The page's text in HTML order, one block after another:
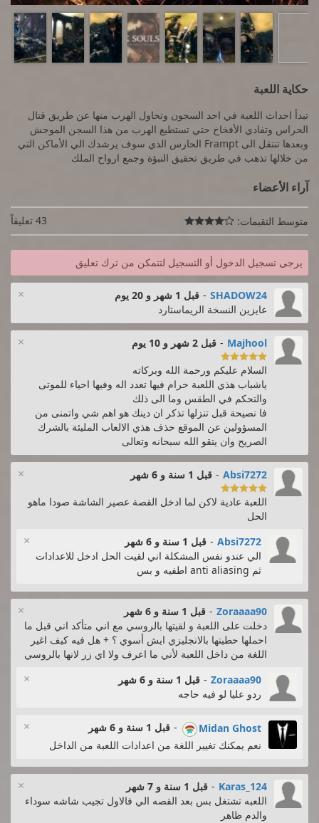
حكاية اللعبة
تبدأ احداث اللعبة في احد السجون وتحاول الهرب منها عن طريق قتال
الحراس وتفادي الأفخاخ حتي تستطيع الهرب من هذا السجن الموحش
وبعدها تنتقل الى Frampt الحارس الذي سوف يرشدك الي الأماكن التي
من خلالها تذهب في طريق تحقيق النبؤة وجمع ارواح الملك
آراء الأعضاء
متوسط التقيمات:  43 تعليقاً
يرجى تسجيل الدخول أو التسجيل لتتمكن من ترك تعليق
× SHADOW24
- قبل 1 شهر و 20 يوم
عايزين النسخة الريماستارد
× Majhool
- قبل 2 شهر و 10 يوم

السلام عليكم ورحمة الله وبركاته
ياشباب هذي اللعبة حرام فيها تعدد اله وفيها احياء للموتى
والتحكم في الطقس وما الى ذلك
فا نصيحة قبل تنزلها تذكر ان دينك هو اهم شي واتمنى من
المسؤولين عن الموقع حذف هذي الالعاب المليئة بالشرك
الصريح وان يتقو الله سبحانه وتعالى
× Absi7272
- قبل 1 سنة و 6 شهر

اللعبة عادية لاكن لما ادخل القصة عصير الشاشة صودا ماهو
الحل
× Absi7272
- قبل 1 سنة و 6 شهر
الي عندو نفس المشكلة اني لقيت الحل ادخل للاعدادات
ثم anti aliasing اطفيه و بس
× Zoraaaa90
- قبل 1 سنة و 6 شهر
دخلت على اللعبة و لقيتها بالروسي مع اني متأكد اني قبل ما
احملها حطيتها بالانجليزي ايش أسوي ؟ + هل فيه كيف اغير
اللغة من داخل اللعبة لأني ما اعرف ولا اي زر لانها بالروسي
× Zoraaaa90
- قبل 1 سنة و 6 شهر
ردو عليا لو فيه حاجه
× Midan Ghost
- قبل 1 سنة و 6 شهر
نعم يمكنك تغيير اللغة من اعدادات اللعبة من الداخل
× Karas_124
- قبل 1 سنة و 7 شهر
اللعبه تشتغل بس بعد القصه الي فالاول تجيب شاشه سوداء
والدم ظاهر